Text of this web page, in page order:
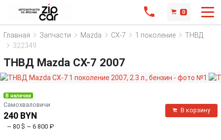
0
Главная Запчасти Mazda CX-7 1 поколение
ТНВД
322349
ТНВД Mazda CX-7 2007
В наличии
Самохваловичи
240 BYN
~ 80 $ ~ 6 800 ₽
В корзину